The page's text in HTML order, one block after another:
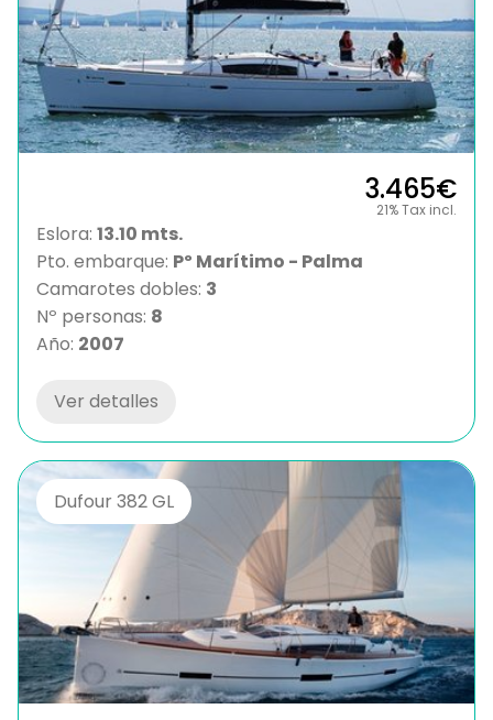
3.465€
21% Tax incl.
Eslora: 13.10 mts.
Pto. embarque: Pº Marítimo - Palma
Camarotes dobles: 3
Nº personas: 8
Año: 2007
Ver detalles
Dufour 382 GL